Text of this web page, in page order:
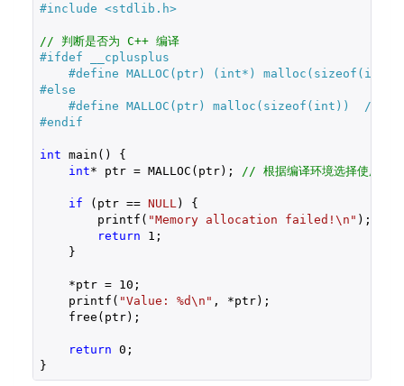
#include <stdlib.h>
// 判断是否为 C++ 编译
#ifdef __cplusplus
#define MALLOC(ptr) (int*) malloc(sizeof(int))  //
#else
#define MALLOC(ptr) malloc(sizeof(int))  // C 语言
#endif
int main() {
int* ptr = MALLOC(ptr); // 根据编译环境选择使用强
if (ptr == NULL ) {
        printf(
"Memory allocation failed!\n" );
return
1 ;
    }
    *ptr =
10 ;
    printf(
"Value: %d\n" , *ptr);
    free(ptr);
return 0 ;